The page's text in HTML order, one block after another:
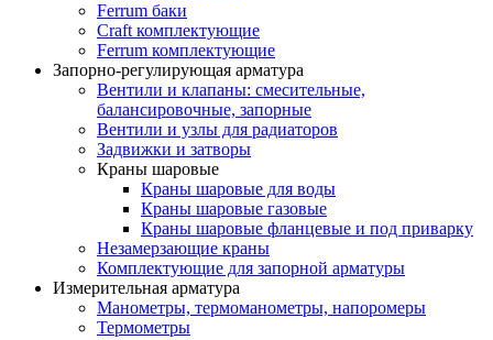
Ferrum баки
Craft комплектующие
Ferrum комплектующие
Запорно-регулирующая арматура
Вентили и клапаны: смесительные,
балансировочные, запорные
Вентили и узлы для радиаторов
Задвижки и затворы
Краны шаровые
Краны шаровые для воды
Краны шаровые газовые
Краны шаровые фланцевые и под приварку
Незамерзающие краны
Комплектующие для запорной арматуры
Измерительная арматура
Манометры, термоманометры, напоромеры
Термометры